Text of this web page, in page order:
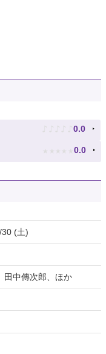
♪ ♪ ♪ ♪ ♪ 0.0
★ ★ ★ ★ ★ 0.0
(土)
田中傳次郎、ほか